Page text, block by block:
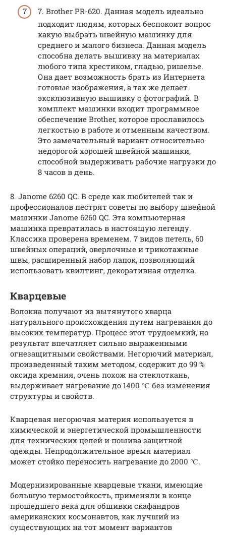
7. Brother PR-620. Данная модель идеально
подходит людям, которых беспокоит вопрос
какую выбрать швейную машинку для
среднего и малого бизнеса. Данная модель
способна делать вышивку на материалах
любого типа крестиком, гладью, ришелье.
Она дает возможность брать из Интернета
готовые изображения, а так же делает
эксклюзивную вышивку с фотографий. В
комплект машинки входит программное
обеспечение Brother, которое прославилось
легкостью в работе и отменным качеством.
Это замечательный вариант относительно
недорогой хорошей швейной машинки,
способной выдерживать рабочие нагрузки до
8 часов в день.
8. Janome 6260 QC. В среде как любителей так и
профессионалов пестрят советы по выбору швейной
машинки Janome 6260 QC. Эта компьютерная
машинка превратилась в настоящую легенду.
Классика проверена временем. 7 видов петель, 60
швейных операций, оверлочные и трикотажные
швы, расширенный набор лапок, позволяющий
использовать квилтинг, декоративная отделка.
Кварцевые
Волокна получают из вытянутого кварца
натурального происхождения путем нагревания до
высоких температур. Процесс этот трудоемкий, но
результат впечатляет сильно выраженными
огнезащитными свойствами. Негорючий материал,
произведенный таким методом, содержит до 99 %
оксида кремния, очень похож на стеклоткань,
выдерживает нагревание до 1400 ℃ без изменения
структуры и свойств.
Кварцевая негорючая материя используется в
химической и энергетической промышленности
для технических целей и пошива защитной
одежды. Непродолжительное время материал
может стойко переносить нагревание до 2000 ℃.
Модернизированные кварцевые ткани, имеющие
большую термостойкость, применяли в конце
прошедшего века для обшивки скафандров
американских космонавтов, как лучший из
существующих на тот момент вариантов